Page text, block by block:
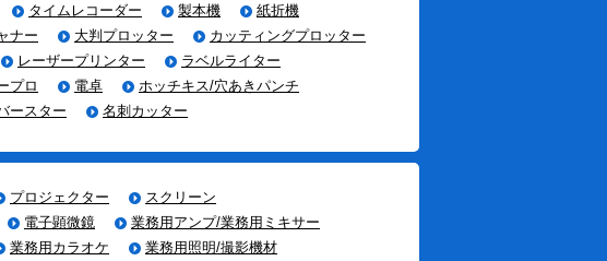
タイムレコーダー 製本機
紙折機
ナー 大判プロッター
カッティングプロッター
レーザープリンター
ラベルライター
プロ 電卓
ホッチキス/穴あきパンチ
ースター 名刺カッター
プロジェクター
スクリーン
電子顕微鏡
業務用アンプ/業務用ミキサー
業務用カラオケ
業務用照明/撮影機材